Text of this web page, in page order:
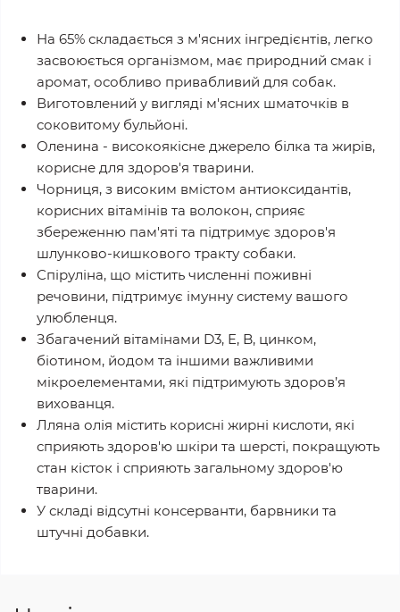
На 65% складається з м'ясних інгредієнтів, легко
засвоюється організмом, має природний смак і
аромат, особливо привабливий для собак.
Виготовлений у вигляді м'ясних шматочків в
соковитому бульйоні.
Оленина - високоякісне джерело білка та жирів,
корисне для здоров'я тварини.
Чорниця, з високим вмістом антиоксидантів,
корисних вітамінів та волокон, сприяє
збереженню пам'яті та підтримує здоров'я
шлунково-кишкового тракту собаки.
Спіруліна, що містить численні поживні
речовини, підтримує імунну систему вашого
улюбленця.
Збагачений вітамінами D3, E, B, цинком,
біотином, йодом та іншими важливими
мікроелементами, які підтримують здоров’я
вихованця.
Лляна олія містить корисні жирні кислоти, які
сприяють здоров'ю шкіри та шерсті, покращують
стан кісток і сприяють загальному здоров'ю
тварини.
У складі відсутні консерванти, барвники та
штучні добавки.